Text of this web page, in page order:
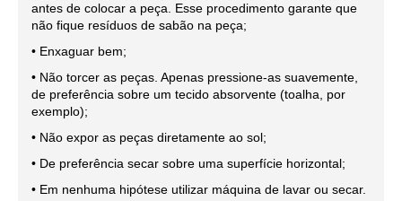
antes de colocar a peça. Esse procedimento garante que
não fique resíduos de sabão na peça;
• Enxaguar bem;
• Não torcer as peças. Apenas pressione-as suavemente,
de preferência sobre um tecido absorvente (toalha, por
exemplo);
• Não expor as peças diretamente ao sol;
• De preferência secar sobre uma superfície horizontal;
• Em nenhuma hipótese utilizar máquina de lavar ou secar.